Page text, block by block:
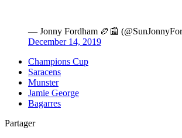
— Jonny Fordham 🏉📰
December 14, 2019
Champions Cup
Saracens
Munster
Jamie George
Bagarres
Partager